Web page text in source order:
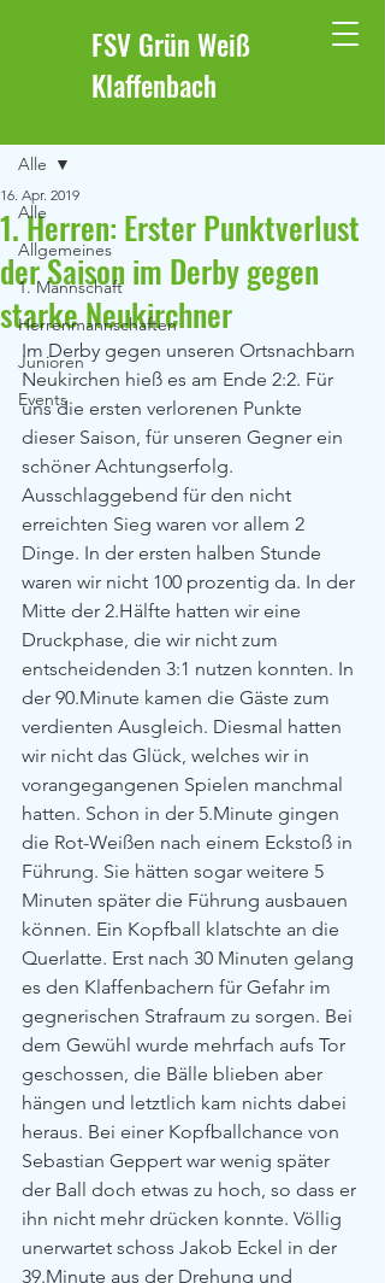
FSV Grün Weiß
Klaffenbach
Alle
Allgemeines
1. Mannschaft
Herrenmannschaften
Junioren
Events
Alle
1. Herren: Erster Punktverlust
der Saison im Derby gegen
starke Neukirchner
16. Apr. 2019
Im Derby gegen unseren Ortsnachbarn
Neukirchen hieß es am Ende 2:2. Für
uns die ersten verlorenen Punkte
dieser Saison, für unseren Gegner ein
schöner Achtungserfolg.
Ausschlaggebend für den nicht
erreichten Sieg waren vor allem 2
Dinge. In der ersten halben Stunde
waren wir nicht 100 prozentig da. In der
Mitte der 2.Hälfte hatten wir eine
Druckphase, die wir nicht zum
entscheidenden 3:1 nutzen konnten. In
der 90.Minute kamen die Gäste zum
verdienten Ausgleich. Diesmal hatten
wir nicht das Glück, welches wir in
vorangegangenen Spielen manchmal
hatten. Schon in der 5.Minute gingen
die Rot-Weißen nach einem Eckstoß in
Führung. Sie hätten sogar weitere 5
Minuten später die Führung ausbauen
können. Ein Kopfball klatschte an die
Querlatte. Erst nach 30 Minuten gelang
es den Klaffenbachern für Gefahr im
gegnerischen Strafraum zu sorgen. Bei
dem Gewühl wurde mehrfach aufs Tor
geschossen, die Bälle blieben aber
hängen und letztlich kam nichts dabei
heraus. Bei einer Kopfballchance von
Sebastian Geppert war wenig später
der Ball doch etwas zu hoch, so dass er
ihn nicht mehr drücken konnte. Völlig
unerwartet schoss Jakob Eckel in der
39.Minute aus der Drehung und